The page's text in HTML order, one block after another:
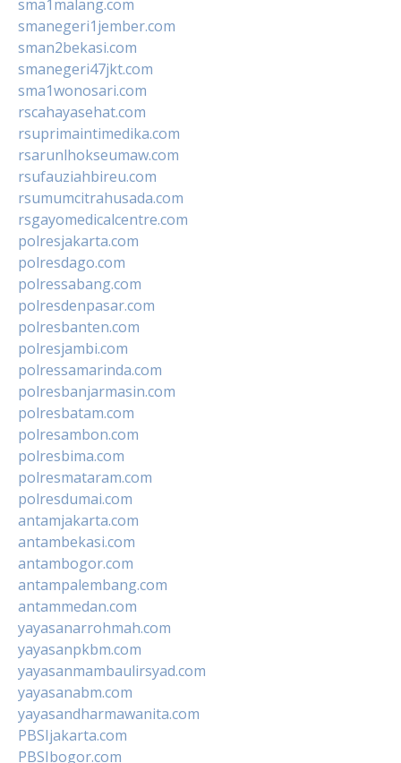
sma1malang.com
smanegeri1jember.com
sman2bekasi.com
smanegeri47jkt.com
sma1wonosari.com
rscahayasehat.com
rsuprimaintimedika.com
rsarunlhokseumaw.com
rsufauziahbireu.com
rsumumcitrahusada.com
rsgayomedicalcentre.com
polresjakarta.com
polresdago.com
polressabang.com
polresdenpasar.com
polresbanten.com
polresjambi.com
polressamarinda.com
polresbanjarmasin.com
polresbatam.com
polresambon.com
polresbima.com
polresmataram.com
polresdumai.com
antamjakarta.com
antambekasi.com
antambogor.com
antampalembang.com
antammedan.com
yayasanarrohmah.com
yayasanpkbm.com
yayasanmambaulirsyad.com
yayasanabm.com
yayasandharmawanita.com
PBSIjakarta.com
PBSIbogor.com